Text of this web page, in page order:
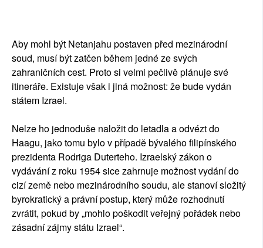
Aby mohl být Netanjahu postaven před mezinárodní
soud, musí být zatčen během jedné ze svých
zahraničních cest. Proto si velmi pečlivě plánuje své
itineráře. Existuje však i jiná možnost: že bude vydán
státem Izrael.
Nelze ho jednoduše naložit do letadla a odvézt do
Haagu, jako tomu bylo v případě bývalého filipínského
prezidenta Rodriga Duterteho. Izraelský zákon o
vydávání z roku 1954 sice zahrnuje možnost vydání do
cizí země nebo mezinárodního soudu, ale stanoví složitý
byrokratický a právní postup, který může rozhodnutí
zvrátit, pokud by „mohlo poškodit veřejný pořádek nebo
zásadní zájmy státu Izrael“.